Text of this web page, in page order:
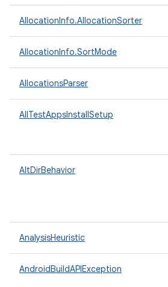
AllocationInfo.AllocationSorter
AllocationInfo.SortMode
AllocationsParser
AllTestAppsInstallSetup
AltDirBehavior
AnalysisHeuristic
AndroidBuildAPIException